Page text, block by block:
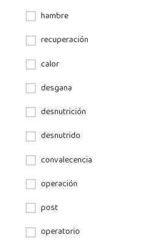
hambre
recuperación
calor
desgana
desnutrición
desnutrido
convalecencia
operación
post
operatorio